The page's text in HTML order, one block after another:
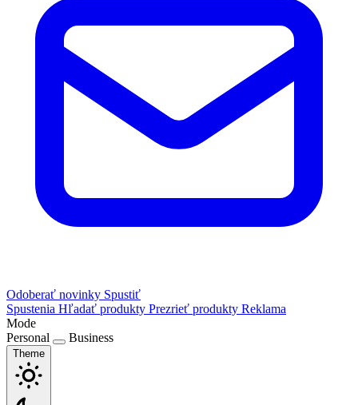
Odoberať novinky Spustiť
Spustenia Hľadať produkty Prezrieť produkty Reklama
Mode
Personal
Business
Theme